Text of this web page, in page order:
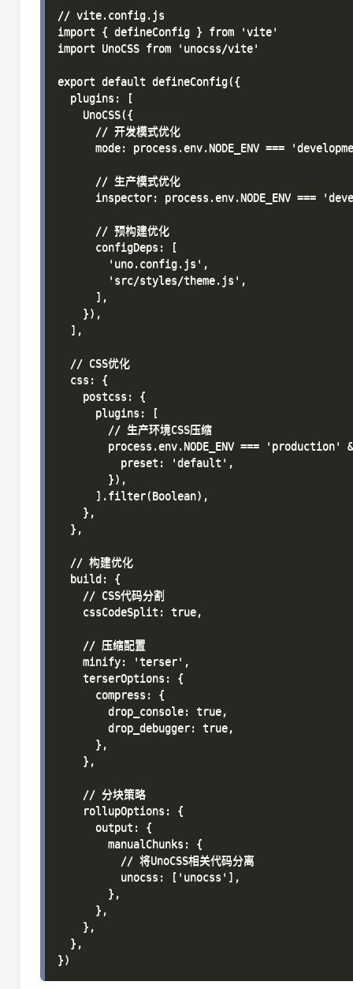
// vite.config.js
import { defineConfig } from 'vite'
import UnoCSS from 'unocss/vite'
export default defineConfig({
  plugins: [
    UnoCSS({
      // 开发模式优化
mode: process.env.NODE_ENV ===
      // 生产模式优化
inspector: process.env.NODE_ENV ===
      // 预构建优化
      configDeps: [
        'uno.config.js',
        'src/styles/theme.js',
      ],
    }),
  ],
  // CSS优化
  css: {
    postcss: {
      plugins: [
        // 生产环境CSS压缩
process.env.NODE_ENV === 'production'
          preset: 'default',
        }),
      ].filter(Boolean),
    },
  },
  // 构建优化
  build: {
    // CSS代码分割
    cssCodeSplit: true,
    // 压缩配置
    minify: 'terser',
    terserOptions: {
      compress: {
        drop_console: true,
        drop_debugger: true,
      },
    },
    // 分块策略
    rollupOptions: {
      output: {
        manualChunks: {
          // 将UnoCSS相关代码分离
          unocss: ['unocss'],
        },
      },
    },
  },